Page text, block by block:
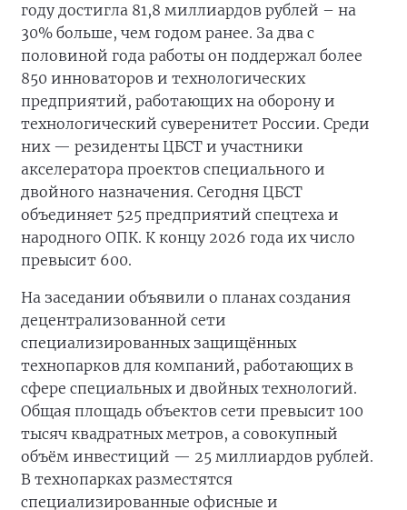
году достигла 81,8 миллиардов рублей – на
30% больше, чем годом ранее. За два с
половиной года работы он поддержал более
850 инноваторов и технологических
предприятий, работающих на оборону и
технологический суверенитет России. Среди
них — резиденты ЦБСТ и участники
акселератора проектов специального и
двойного назначения. Сегодня ЦБСТ
объединяет 525 предприятий спецтеха и
народного ОПК. К концу 2026 года их число
превысит 600.
На заседании объявили о планах создания
децентрализованной сети
специализированных защищённых
технопарков для компаний, работающих в
сфере специальных и двойных технологий.
Общая площадь объектов сети превысит 100
тысяч квадратных метров, а совокупный
объём инвестиций — 25 миллиардов рублей.
В технопарках разместятся
специализированные офисные и